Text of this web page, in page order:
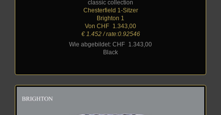
classic collection
Chesterfield 1-Sitzer
Brighton 1
Von CHF
1.343,00
€ 1.452 / rate:0.92546
Wie abgebildet: CHF
1.343,00
Black